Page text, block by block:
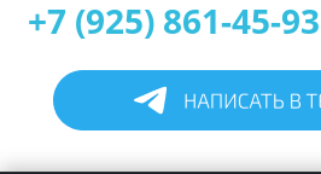
+7 (925) 861-45-93